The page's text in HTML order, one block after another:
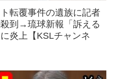
転覆事件の遺族に記者
到→琉球新報「訴える
炎上【KSLチャンネ